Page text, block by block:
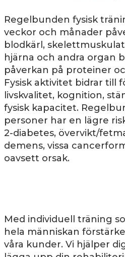
Regelbunden fysisk
veckor och månader
blodkärl,
hjärna och andra organ
påverkan på proteiner
Fysisk aktivitet bidrar till
livskvalitet, kognition,
fysisk kapacitet.
personer har en lägre
2-diabetes, övervikt/
demens, vissa
oavsett orsak.
Med individuell träning
hela människan
våra kunder. Vi hjälper